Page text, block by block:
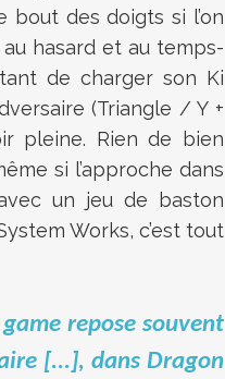
bout des doigts si l’on
hasard et au temps-
de charger son Ki
(Triangle / Y +
pleine. Rien de bien
si l’approche dans
un jeu de baston
Works, c’est tout
repose souvent
[...], dans Dragon